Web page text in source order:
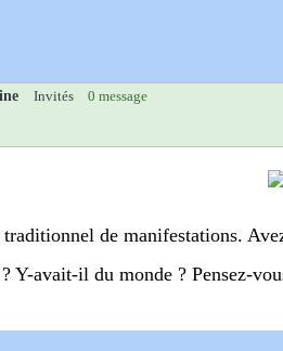
Invités 0 message
de manifestations.
Y-avait-il du monde ? Pensez-